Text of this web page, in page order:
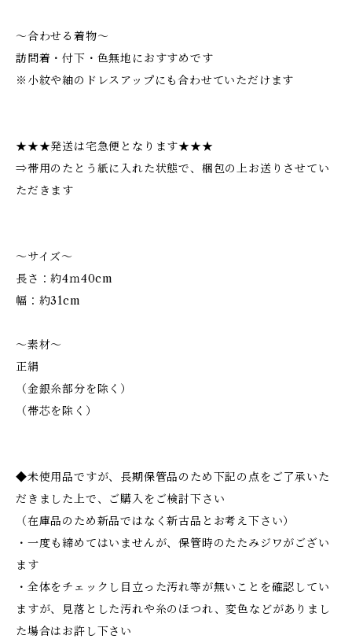
～合わせる着物～
訪問着・付下・色無地におすすめです
※小紋や紬のドレスアップにも合わせていただけます
★★★発送は宅急便となります★★★
⇒帯用のたとう紙に入れた状態で、梱包の上お送りさせてい
ただきます
～サイズ～
長さ：約4ｍ40cm
幅：約31cm
～素材～
正絹
（金銀糸部分を除く）
（帯芯を除く）
◆未使用品ですが、長期保管品のため下記の点をご了承いた
だきました上で、ご購入をご検討下さい
（在庫品のため新品ではなく新古品とお考え下さい）
・一度も締めてはいませんが、保管時のたたみジワがござい
ます
・全体をチェックし目立った汚れ等が無いことを確認してい
ますが、見落とした汚れや糸のほつれ、変色などがありまし
た場合はお許し下さい